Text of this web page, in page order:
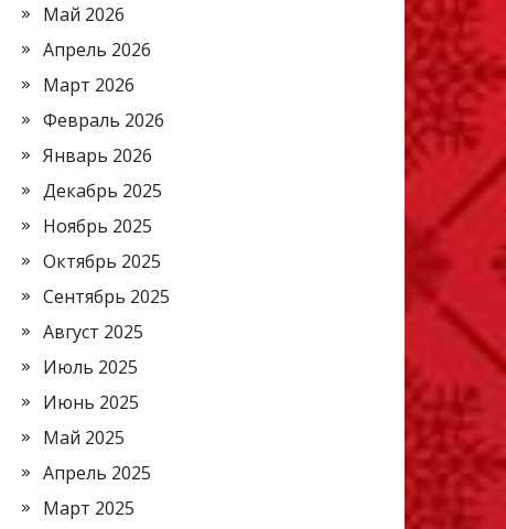
Май 2026
Апрель 2026
Март 2026
Февраль 2026
Январь 2026
Декабрь 2025
Ноябрь 2025
Октябрь 2025
Сентябрь 2025
Август 2025
Июль 2025
Июнь 2025
Май 2025
Апрель 2025
Март 2025